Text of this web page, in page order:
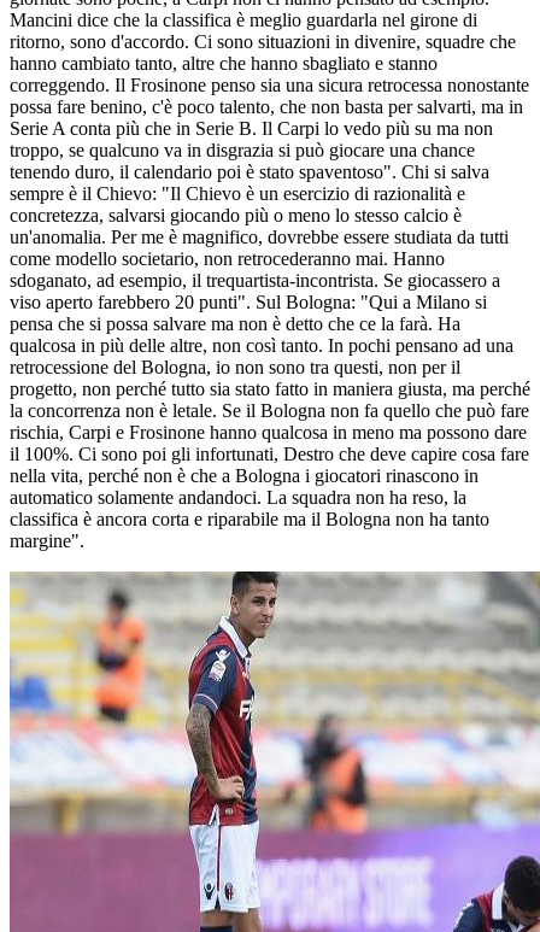
Mancini dice che la classifica è meglio guardarla nel girone di
ritorno, sono d'accordo. Ci sono situazioni in divenire, squadre che
hanno cambiato tanto, altre che hanno sbagliato e stanno
correggendo. Il Frosinone penso sia una sicura retrocessa nonostante
possa fare benino, c'è poco talento, che non basta per salvarti, ma in
Serie A conta più che in Serie B. Il Carpi lo vedo più su ma non
troppo, se qualcuno va in disgrazia si può giocare una chance
tenendo duro, il calendario poi è stato spaventoso". Chi si salva
sempre è il Chievo: "Il Chievo è un esercizio di razionalità e
concretezza, salvarsi giocando più o meno lo stesso calcio è
un'anomalia. Per me è magnifico, dovrebbe essere studiata da tutti
come modello societario, non retrocederanno mai. Hanno
sdoganato, ad esempio, il trequartista-incontrista. Se giocassero a
viso aperto farebbero 20 punti". Sul Bologna: "Qui a Milano si
pensa che si possa salvare ma non è detto che ce la farà. Ha
qualcosa in più delle altre, non così tanto. In pochi pensano ad una
retrocessione del Bologna, io non sono tra questi, non per il
progetto, non perché tutto sia stato fatto in maniera giusta, ma perché
la concorrenza non è letale. Se il Bologna non fa quello che può fare
rischia, Carpi e Frosinone hanno qualcosa in meno ma possono dare
il 100%. Ci sono poi gli infortunati, Destro che deve capire cosa fare
nella vita, perché non è che a Bologna i giocatori rinascono in
automatico solamente andandoci. La squadra non ha reso, la
classifica è ancora corta e riparabile ma il Bologna non ha tanto
margine".